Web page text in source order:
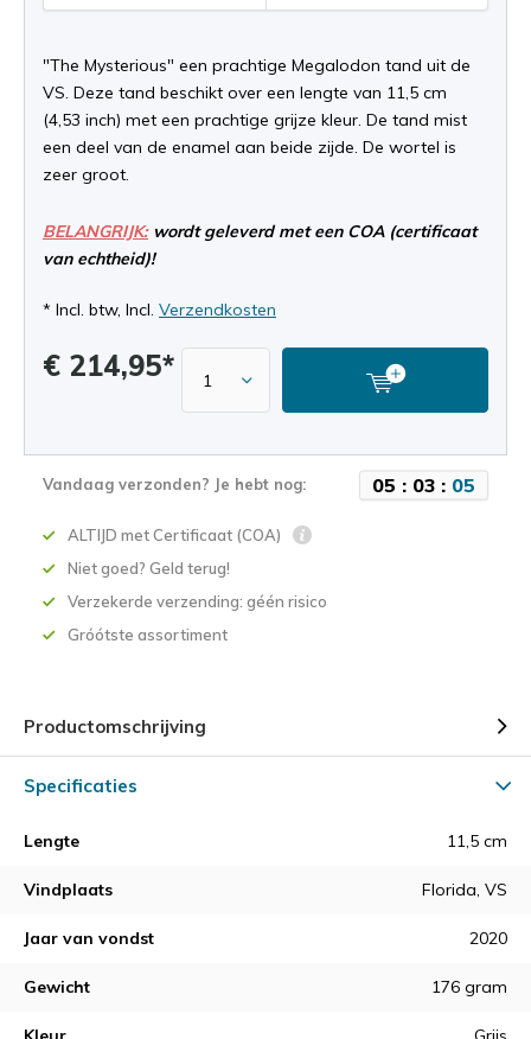
"The Mysterious" een prachtige Megalodon tand uit de
VS. Deze tand beschikt over een lengte van 11,5 cm
(4,53 inch) met een prachtige grijze kleur. De tand mist
een deel van de enamel aan beide zijde. De wortel is
zeer groot.
BELANGRIJK:wordt geleverd met een COA (certificaat
van echtheid)!
* Incl. btw, Incl. Verzendkosten
€ 214,95*
Vandaag verzonden? Je hebt nog: 05 : 03 : 05
ALTIJD met Certificaat (COA)
Niet goed? Geld terug!
Verzekerde verzending: géén risico
Gróótste assortiment
Productomschrijving
Specificaties
Lengte 11,5 cm
Vindplaats Florida, VS
Jaar van vondst 2020
Gewicht 176 gram